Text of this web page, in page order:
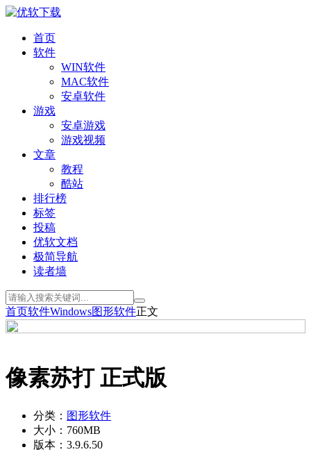
首页
软件
WIN软件
MAC软件
安卓软件
游戏
安卓游戏
游戏视频
文章
教程
酷站
排行榜
标签
投稿
优软文档
极简导航
读者墙
首页软件Windows图形软件正文
像素苏打 正式版
分类： 图形软件
大小： 760MB
版本： 3.9.6.50